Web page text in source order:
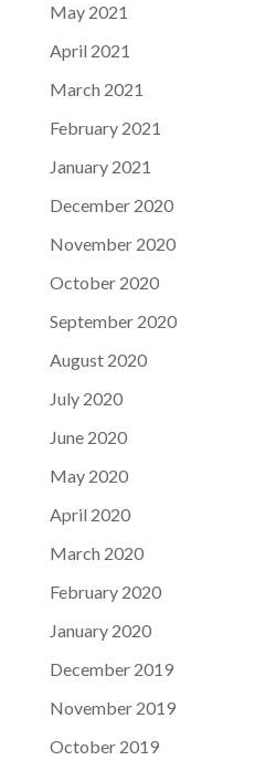
May 2021
April 2021
March 2021
February 2021
January 2021
December 2020
November 2020
October 2020
September 2020
August 2020
July 2020
June 2020
May 2020
April 2020
March 2020
February 2020
January 2020
December 2019
November 2019
October 2019